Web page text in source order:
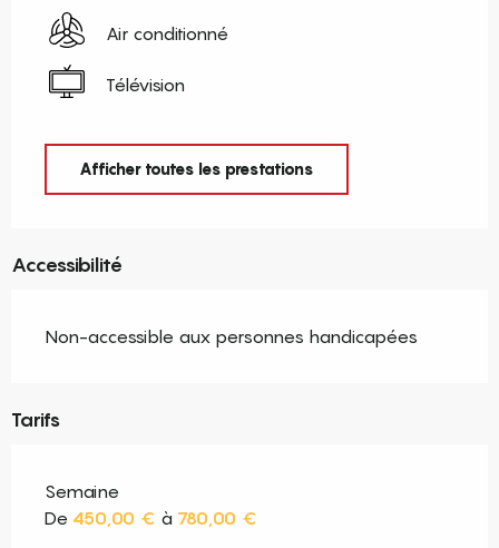
Air conditionné
Télévision
Afficher toutes les prestations
Accessibilité
Non-accessible aux personnes handicapées
Tarifs
Semaine
De 450,00 € à 780,00 €